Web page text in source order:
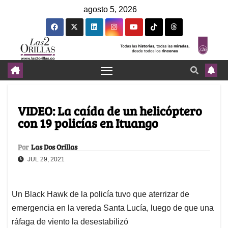
agosto 5, 2026
VIDEO: La caída de un helicóptero
con 19 policías en Ituango
Por Las Dos Orillas
JUL 29, 2021
Un Black Hawk de la policía tuvo que aterrizar de
emergencia en la vereda Santa Lucía, luego de que una
ráfaga de viento la desestabilizó